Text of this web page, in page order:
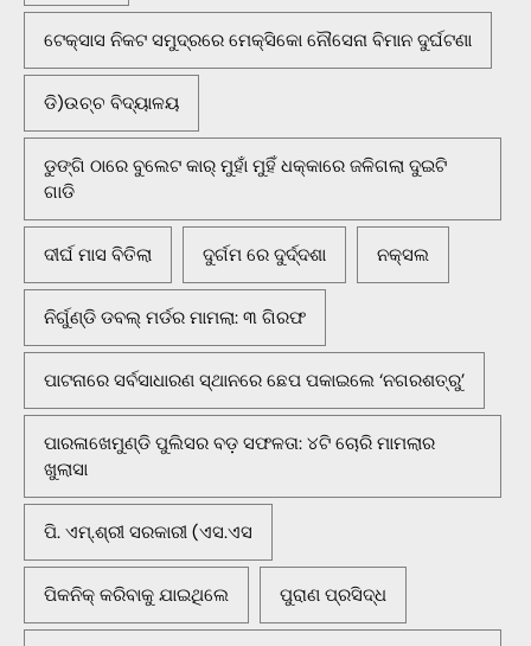
ଟେକ୍ସାସ ନିକଟ ସମୁଦ୍ରରେ ମେକ୍ସିକୋ ନୌସେନା ବିମାନ ଦୁର୍ଘଟଣା
ଡି)ଉଚ୍ଚ ବିଦ୍ୟାଳୟ
ଡୁଙ୍ଗି ଠାରେ ବୁଲେଟ କାର୍ ମୁହାଁ ମୁହିଁ ଧକ୍କାରେ ଜଳିଗଲା ଦୁଇଟି
ଗାଡି
ଦୀର୍ଘ ମାସ ବିତିଲା ଦୁର୍ଗମ ରେ ଦୁର୍ଦ୍ଦଶା ନକ୍ସଲ
ନିର୍ଗୁଣ୍ଡି ଡବଲ୍ ମର୍ଡର ମାମଲା: ୩ ଗିରଫ
ପାଟନାରେ ସର୍ବସାଧାରଣ ସ୍ଥାନରେ ଛେପ ପକାଇଲେ ‘ନଗରଶତ୍ରୁ’
ପାରଳାଖେମୁଣ୍ଡି ପୁଲିସର ବଡ଼ ସଫଳତା: ୪ଟି ଚୋରି ମାମଲାର
ଖୁଲାସା
ପି. ଏମ୍.ଶ୍ରୀ ସରକାରୀ (ଏସ.ଏସ
ପିକନିକ୍‌ କରିବାକୁ ଯାଇଥିଲେ ପୁରାଣ ପ୍ରସିଦ୍ଧ